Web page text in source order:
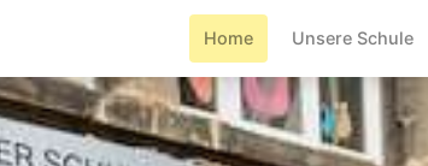
Home Unsere Schule